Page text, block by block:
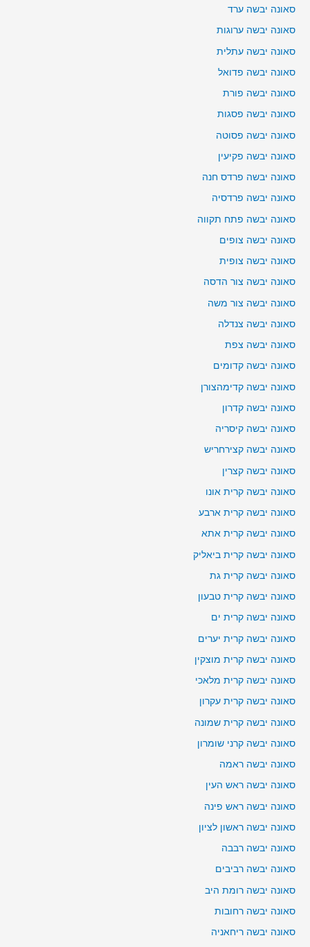
סאונה יבשה ערד
סאונה יבשה ערוגות
סאונה יבשה עתלית
סאונה יבשה פדואל
סאונה יבשה פורת
סאונה יבשה פסגות
סאונה יבשה פסוטה
סאונה יבשה פקיעין
סאונה יבשה פרדס חנה
סאונה יבשה פרדסיה
סאונה יבשה פתח תקווה
סאונה יבשה צופים
סאונה יבשה צופית
סאונה יבשה צור הדסה
סאונה יבשה צור משה
סאונה יבשה צנדלה
סאונה יבשה צפת
סאונה יבשה קדומים
סאונה יבשה קדימהצורן
סאונה יבשה קדרון
סאונה יבשה קיסריה
סאונה יבשה קצירחריש
סאונה יבשה קצרין
סאונה יבשה קרית אונו
סאונה יבשה קרית ארבע
סאונה יבשה קרית אתא
סאונה יבשה קרית ביאליק
סאונה יבשה קרית גת
סאונה יבשה קרית טבעון
סאונה יבשה קרית ים
סאונה יבשה קרית יערים
סאונה יבשה קרית מוצקין
סאונה יבשה קרית מלאכי
סאונה יבשה קרית עקרון
סאונה יבשה קרית שמונה
סאונה יבשה קרני שומרון
סאונה יבשה ראמה
סאונה יבשה ראש העין
סאונה יבשה ראש פינה
סאונה יבשה ראשון לציון
סאונה יבשה רבבה
סאונה יבשה רביבים
סאונה יבשה רומת היב
סאונה יבשה רחובות
סאונה יבשה ריחאניה